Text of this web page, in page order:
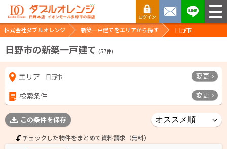
株式会社ダブルオレンジ 新築一戸建てをエリアから探す 日野市
日野市の新築一戸建て (57件)
エリア 日野市 変更
検索条件 変更
この条件を保存
チェックした物件をまとめて資料請求（無料）